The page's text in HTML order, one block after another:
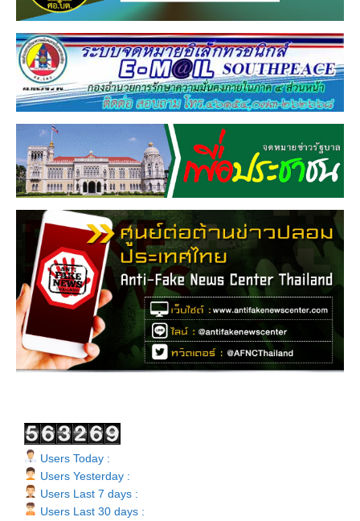
Users Today :
Users Yesterday :
Users Last 7 days :
Users Last 30 days :